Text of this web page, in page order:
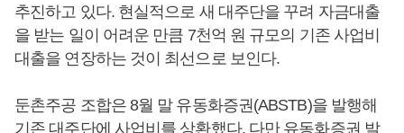
추진하고 있다. 현실적으로 새 대주단을 꾸려 자금대출
을 받는 일이 어려운 만큼 7천억 원 규모의 기존 사업비
대출을 연장하는 것이 최선으로 보인다.
둔촌주공 조합은 8월 말 유동화증권(ABSTB)을 발행해
기존 대주단에 사업비를 상환했다. 다만 유동화증권 발